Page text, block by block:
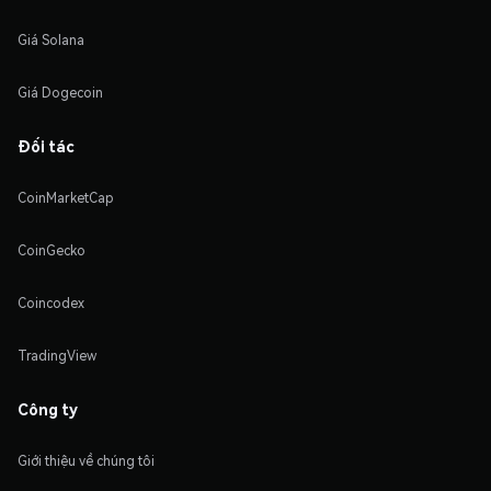
Giá Solana
Giá Dogecoin
Đối tác
CoinMarketCap
CoinGecko
Coincodex
TradingView
Công ty
Giới thiệu về chúng tôi